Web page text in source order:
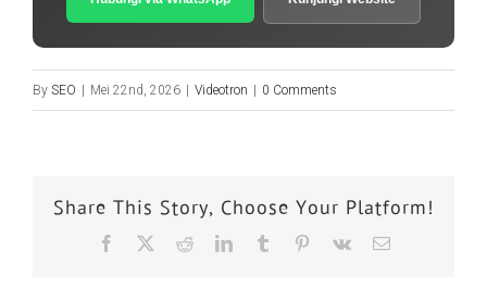
BySEO | Mei 22nd, 2026 | Videotron | 0 Comments
Share This Story, Choose Your Platform!